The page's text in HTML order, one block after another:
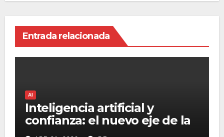
Entrada relacionada
AI
Inteligencia artificial y
confianza: el nuevo eje de la
publicidad